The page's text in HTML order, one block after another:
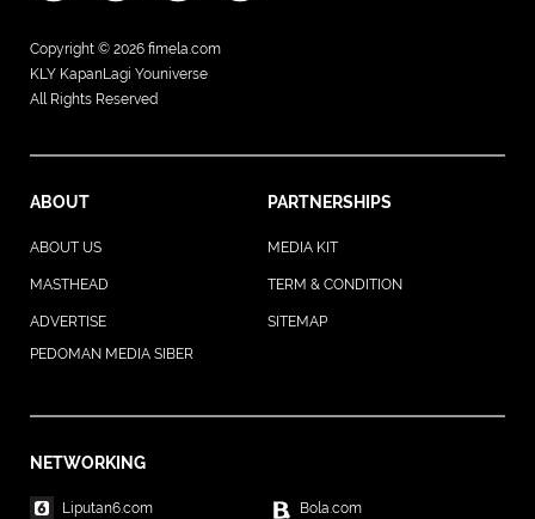
Copyright © 2026 fimela.com
KLY KapanLagi Youniverse
All Rights Reserved
ABOUT PARTNERSHIPS
ABOUT US MEDIA KIT
MASTHEAD TERM & CONDITION
ADVERTISE
SITEMAP
PEDOMAN MEDIA SIBER
NETWORKING
Liputan6.com Bola.com